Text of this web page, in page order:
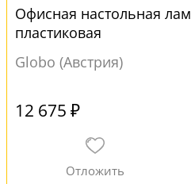
Офисная настольная
пластиковая
Globo (Австрия)
12 675 ₽